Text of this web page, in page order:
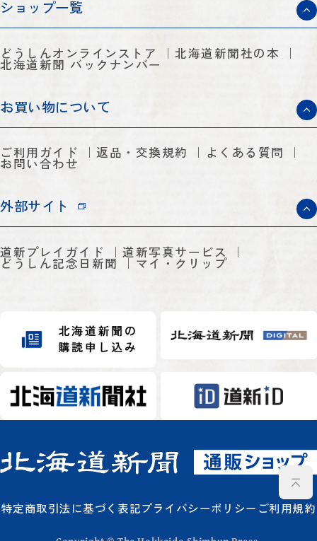
ショップ一覧
どうしんオンラインストア 北海道新聞社の本
北海道新聞 バックナンバー
お買い物について
ご利用ガイド 返品・交換規約 よくある質問
お問い合わせ
外部サイト
道新プレイガイド 道新写真サービス
どうしん記念日新聞 マイ・クリップ
特定商取引法に基づく表記プライバシーポリシー ご利用規約